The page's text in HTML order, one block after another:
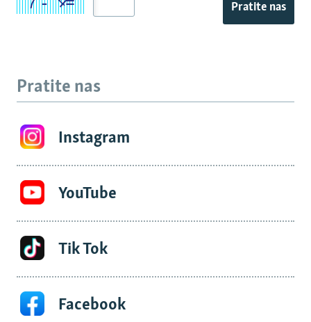
Pratite nas
Pratite nas
Instagram
YouTube
Tik Tok
Facebook